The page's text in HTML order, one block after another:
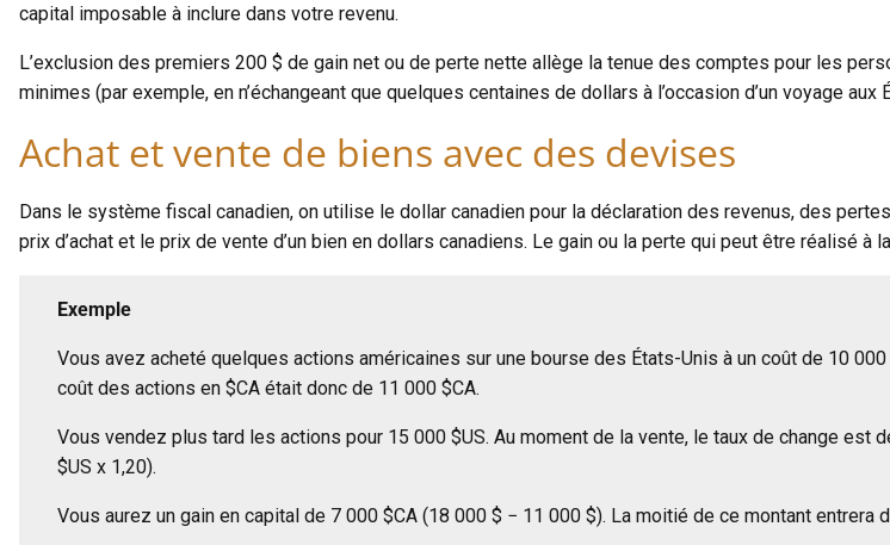
capital imposable à inclure dans votre revenu.
L’exclusion des premiers 200 $ de gain net ou de perte nette allège la tenue des comptes pour les
minimes (par exemple, en n’échangeant que quelques centaines de dollars à l’occasion d’un voyage aux
Achat et vente de biens avec des devises
Dans le système fiscal canadien, on utilise le dollar canadien pour la déclaration des revenus, des
prix d’achat et le prix de vente d’un bien en dollars canadiens. Le gain ou la perte qui peut être réalisé
Exemple
Vous avez acheté quelques actions américaines sur une bourse des États-Unis à un coût de 10
coût des actions en $CA était donc de 11 000 $CA.
Vous vendez plus tard les actions pour 15 000 $US. Au moment de la vente, le taux de change est
$US x 1,20).
Vous aurez un gain en capital de 7 000 $CA (18 000 $ − 11 000 $). La moitié de ce montant